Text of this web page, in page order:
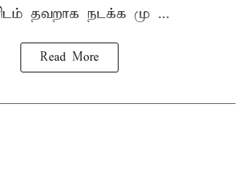
தவறாக நடக்க மு ...
Read More